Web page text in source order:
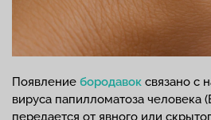
Появление бородавок связано с
вируса папилломатоза человека
передается от явного или